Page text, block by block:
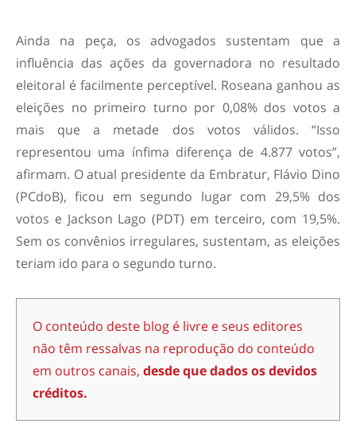
Ainda na peça, os advogados sustentam que a
influência das ações da governadora no resultado
eleitoral é facilmente perceptível. Roseana ganhou as
eleições no primeiro turno por 0,08% dos votos a
mais que a metade dos votos válidos. “Isso
representou uma ínfima diferença de 4.877 votos”,
afirmam. O atual presidente da Embratur, Flávio Dino
(PCdoB), ficou em segundo lugar com 29,5% dos
votos e Jackson Lago (PDT) em terceiro, com 19,5%.
Sem os convênios irregulares, sustentam, as eleições
teriam ido para o segundo turno.
O conteúdo deste blog é livre e seus editores
não têm ressalvas na reprodução do conteúdo
em outros canais, desde que dados os devidos
créditos.